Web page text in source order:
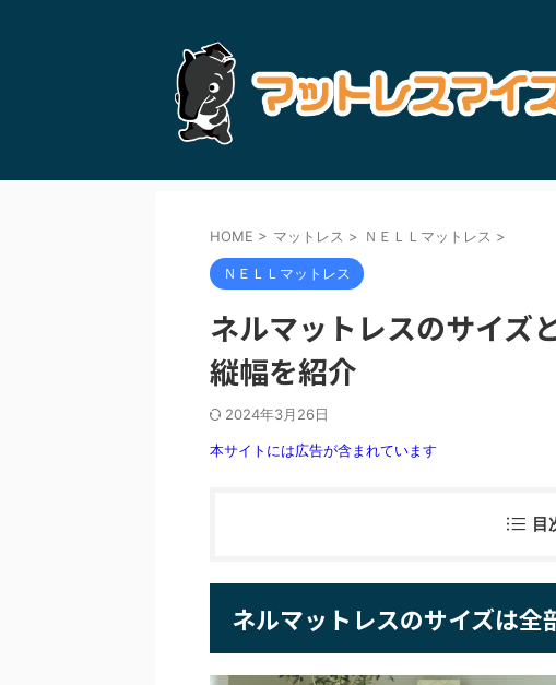
HOME > マットレス > ＮＥＬＬマットレス >
ＮＥＬＬマットレス
ネルマットレスのサイズ
縦幅を紹介
2024年3月26日
本サイトには広告が含まれています
目
ネルマットレスのサイズは全